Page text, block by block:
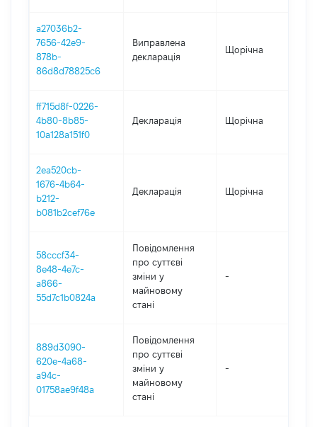
a27036b2-
7656-42e9-
878b-
86d8d78825c6
Виправлена
декларація
Щорічна
ff715d8f-0226-
4b80-8b85-
10a128a151f0
Декларація Щорічна
2ea520cb-
1676-4b64-
b212-
b081b2cef76e
Декларація Щорічна
58cccf34-
8e48-4e7c-
a866-
55d7c1b0824a
Повідомлення
про суттєві
зміни y
майновому
стані
-
889d3090-
620e-4a68-
a94c-
01758ae9f48a
Повідомлення
про суттєві
зміни y
майновому
стані
-